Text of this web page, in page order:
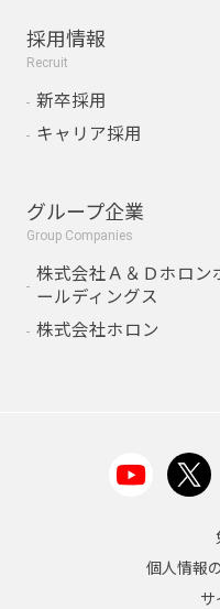
採用情報
Recruit
新卒採用
キャリア採用
グループ企業
Group Companies
株式会社Ａ＆Ｄホロン
ールディングス
株式会社ホロン
個人情報
サ